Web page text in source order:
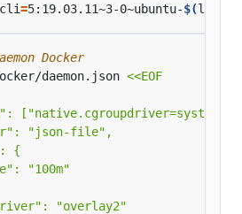
=5:19.03.11~3-0~ubuntu-$(
Docker
daemon.json